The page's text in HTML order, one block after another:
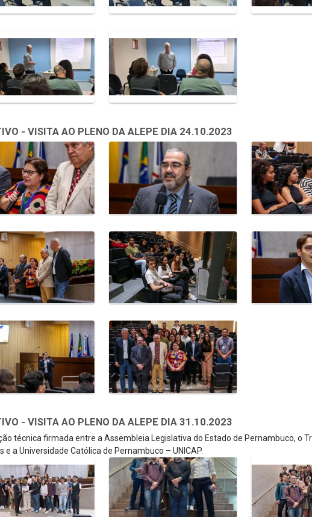
- VISITA AO PLENO DA ALEPE DIA 24.10.2023
- VISITA AO PLENO DA ALEPE DIA 31.10.2023
técnica firmada entre a Assembleia Legislativa do Estado de Pernambuco, o
a Universidade Católica de Pernambuco – UNICAP.